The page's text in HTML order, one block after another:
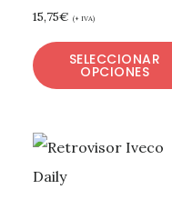
15,75€ (+ IVA)
SELECCIONAR
OPCIONES